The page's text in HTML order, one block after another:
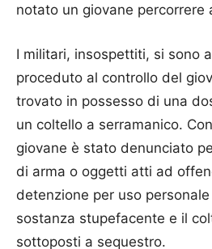
notato un giovane percorrere
I militari, insospettiti, si sono
proceduto al controllo del
trovato in possesso di una
un coltello a serramanico.
giovane è stato denunciato
di arma o oggetti atti ad
detenzione per uso
sostanza stupefacente e il
sottoposti a sequestro.